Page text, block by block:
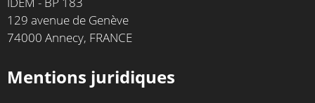
129 avenue de Genève
74000 Annecy, FRANCE
Mentions juridiques